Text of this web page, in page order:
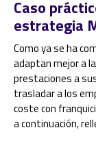
Caso
estrategia
Como ya se ha
adaptan mejor a
prestaciones a
trasladar a los
coste con
a continuación,